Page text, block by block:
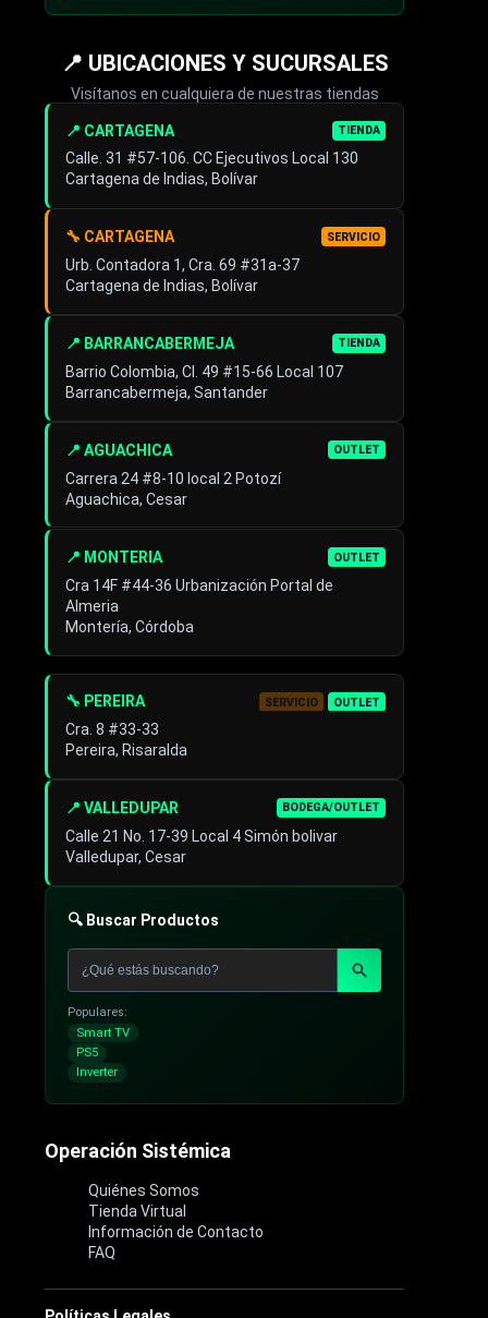
📍 UBICACIONES Y SUCURSALES
Visítanos en cualquiera de nuestras tiendas
📍 CARTAGENA TIENDA
Calle. 31 #57-106. CC Ejecutivos Local 130
Cartagena de Indias, Bolívar
🔧 CARTAGENA SERVICIO
Urb. Contadora 1, Cra. 69 #31a-37
Cartagena de Indias, Bolívar
📍 BARRANCABERMEJA TIENDA
Barrio Colombia, Cl. 49 #15-66 Local 107
Barrancabermeja, Santander
📍 AGUACHICA OUTLET
Carrera 24 #8-10 local 2 Potozí
Aguachica, Cesar
📍 MONTERIA OUTLET
Cra 14F #44-36 Urbanización Portal de
Almeria
Montería, Córdoba
📍 VALLEDUPAR BODEGA/OUTLET
Calle 21 No. 17-39 Local 4 Simón bolivar
Valledupar, Cesar
🔧 PEREIRA SERVICIO OUTLET
Cra. 8 #33-33
Pereira, Risaralda
🔍 Buscar Productos
Populares:
Smart TV
PS5
Inverter
Operación Sistémica
Quiénes Somos
Tienda Virtual
Información de Contacto
FAQ